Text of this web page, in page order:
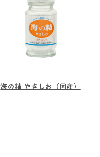
海の精 やきしお（国産）